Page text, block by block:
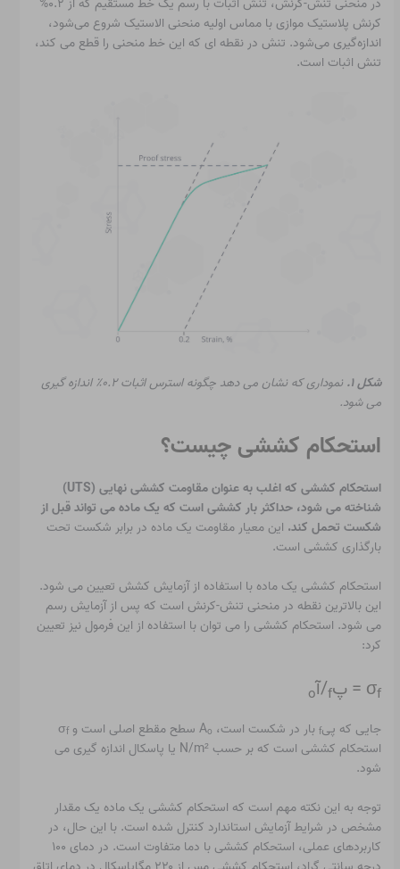
کرنش پلاستیک موازی با مماس اولیه منحنی الاستیک شروع می‌شود،
اندازه‌گیری می‌شود. تنش در نقطه ای که این خط منحنی را قطع می کند،
تنش اثبات است.
شکل ۱.
نموداری که نشان می دهد چگونه استرس اثبات ۰.۲٪ اندازه گیری
می شود.
استحکام کششی چیست؟
استحکام کششی که اغلب به عنوان مقاومت کششی نهایی (UTS)
شناخته می شود، حداکثر بار کششی است که یک ماده می تواند قبل از
شکست تحمل کند. این معیار مقاومت یک ماده در برابر شکست تحت
بارگذاری کششی است.
استحکام کششی یک ماده با استفاده از آزمایش کشش تعیین می شود.
این بالاترین نقطه در منحنی تنش-کرنش است که پس از آزمایش رسم
می شود. استحکام کششی را می توان با استفاده از این فرمول نیز تعیین
کرد:
σf = پf/آo
جایی که پیf بار در شکست است، A o سطح مقطع اصلی است و σf
استحکام کششی است که بر حسب N/m² یا پاسکال اندازه گیری می
شود.
توجه به این نکته مهم است که استحکام کششی یک ماده یک مقدار
مشخص در شرایط آزمایش استاندارد کنترل شده است. با این حال، در
کاربردهای عملی، استحکام کششی با دما متفاوت است. در دمای ۱۰۰